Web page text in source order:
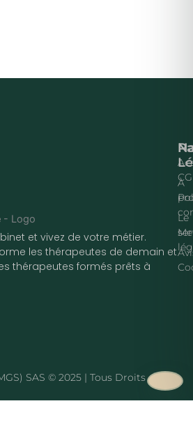
et vivez de votre métier.
les thérapeutes de demain et
thérapeutes formés prêts à
À
Le
SAS © 2025 | Tous Droits